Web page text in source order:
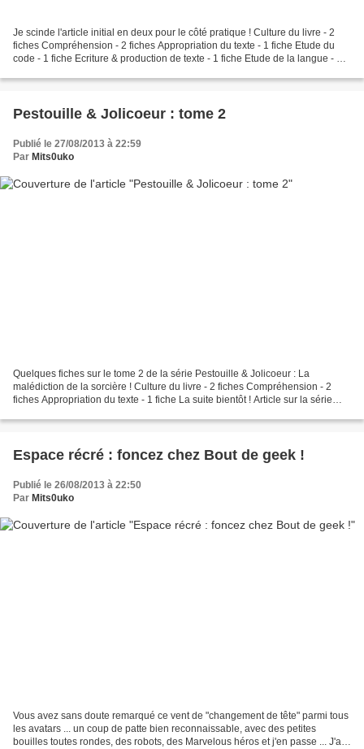
Je scinde l'article initial en deux pour le côté pratique ! Culture du livre - 2
fiches Compréhension - 2 fiches Appropriation du texte - 1 fiche Etude du
code - 1 fiche Ecriture & production de texte - 1 fiche Etude de la langue - 1
Pestouille & Jolicoeur : tome 2
Publié le 27/08/2013 à 22:59
Par Mits0uko
Quelques fiches sur le tome 2 de la série Pestouille & Jolicoeur : La
malédiction de la sorcière ! Culture du livre - 2 fiches Compréhension - 2
fiches Appropriation du texte - 1 fiche La suite bientôt ! Article sur la série
Espace récré : foncez chez Bout de geek !
Publié le 26/08/2013 à 22:50
Par Mits0uko
Vous avez sans doute remarqué ce vent de "changement de tête" parmi tous
les avatars ... un coup de patte bien reconnaissable, avec des petites
bouilles toutes rondes, des robots, des Marvelous héros et j'en passe ... J'ai